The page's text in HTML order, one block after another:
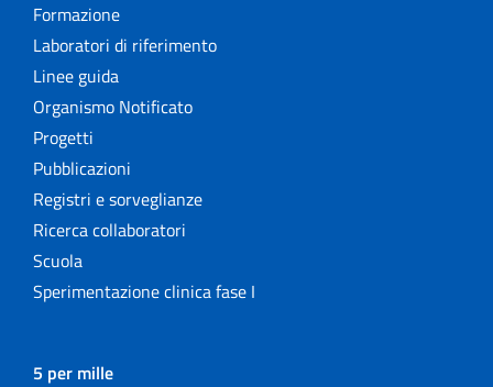
Formazione
Laboratori di riferimento
Linee guida
Organismo Notificato
Progetti
Pubblicazioni
Registri e sorveglianze
Ricerca collaboratori
Scuola
Sperimentazione clinica fase I
5 per mille